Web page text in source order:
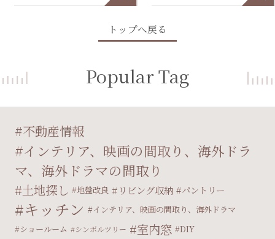
トップへ戻る
Popular Tag
不動産情報
インテリア、映画の間取り、海外ドラ
マ、海外ドラマの間取り
土地探し 地盤改良 リビング収納 パントリー
キッチン
インテリア、映画の間取り、海外ドラマ
ショールーム
シンボルツリー 室内窓 DIY